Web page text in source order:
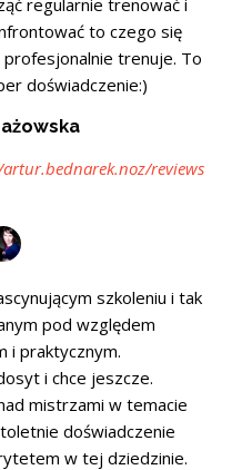
regularnie trenować i
to czego się
profesjonalnie trenuje. To
doświadczenie:)
reviews
szkoleniu i tak
pod względem
i praktycznym.
i chce jeszcze.
mistrzami w temacie
doświadczenie
w tej dziedzinie.